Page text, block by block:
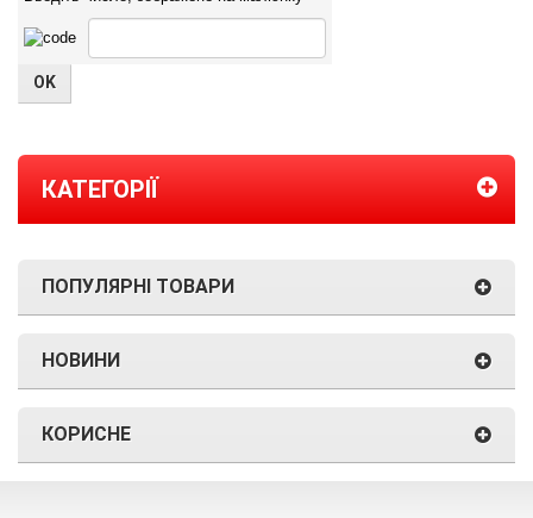
КАТЕГОРІЇ
ПОПУЛЯРНІ ТОВАРИ
НОВИНИ
КОРИСНЕ